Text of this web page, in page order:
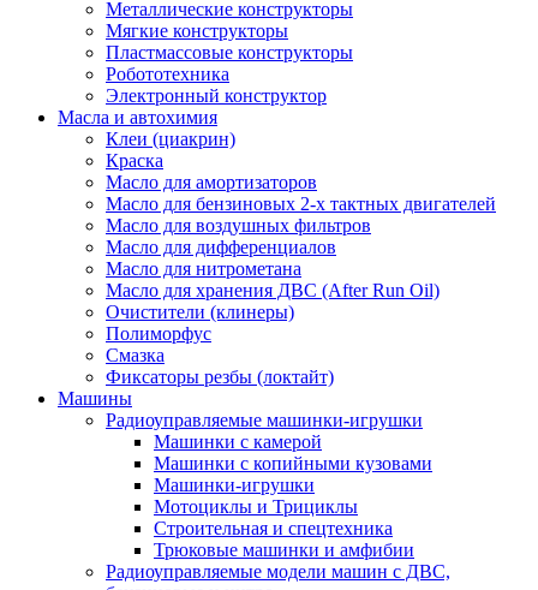
Металлические конструкторы
Мягкие конструкторы
Пластмассовые конструкторы
Робототехника
Электронный конструктор
Масла и автохимия
Клеи (циакрин)
Краска
Масло для амортизаторов
Масло для бензиновых 2-х тактных двигателей
Масло для воздушных фильтров
Масло для дифференциалов
Масло для нитрометана
Масло для хранения ДВС (After Run Oil)
Очистители (клинеры)
Полиморфус
Смазка
Фиксаторы резбы (локтайт)
Машины
Радиоуправляемые машинки-игрушки
Машинки с камерой
Машинки с копийными кузовами
Машинки-игрушки
Мотоциклы и Трициклы
Строительная и спецтехника
Трюковые машинки и амфибии
Радиоуправляемые модели машин с ДВС,